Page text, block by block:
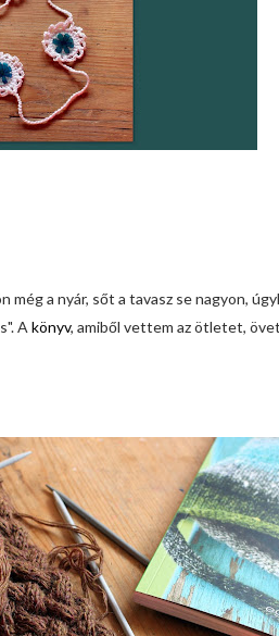
még a nyár, sőt a tavasz se nagyon,
A könyv, amiből vettem az ötletet,